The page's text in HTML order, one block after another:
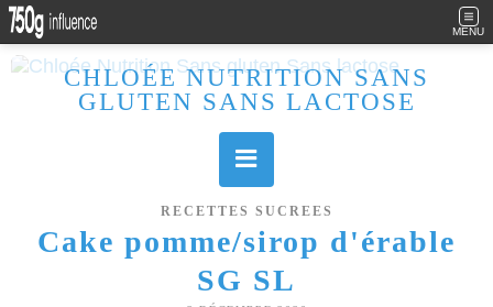
MENU
CHLOÉE NUTRITION SANS
GLUTEN SANS LACTOSE
RECETTES SUCREES
Cake pomme/sirop d'érable
SG SL